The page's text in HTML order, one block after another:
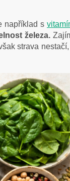
například s
železa.
strava